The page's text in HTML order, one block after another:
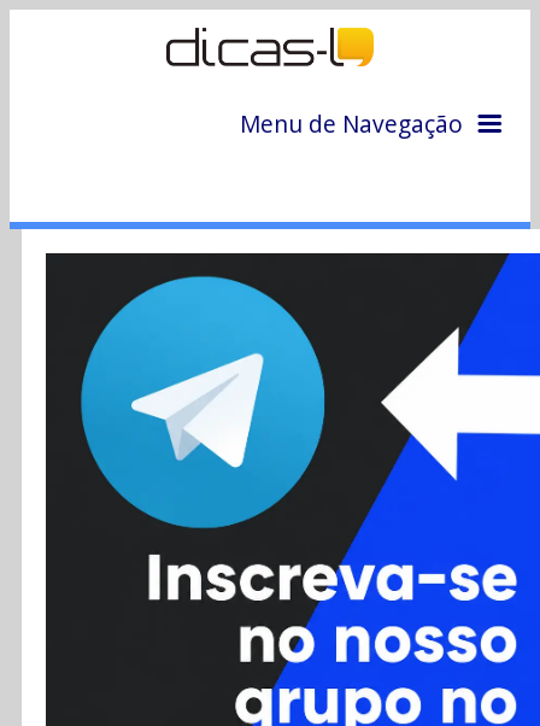
Menu de Navegação
Colunas
Colaboradores
Cursos
Enviar Dica